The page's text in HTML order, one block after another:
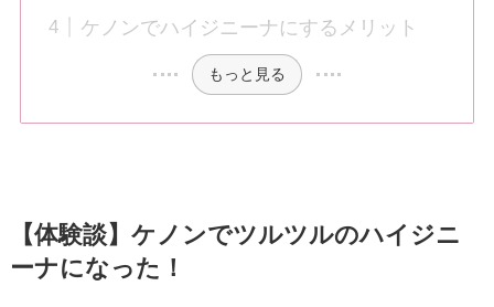
ケノンでハイジニーナにするメリット
もっと見る
【体験談】ケノンでツルツルのハイジニ
ーナになった！